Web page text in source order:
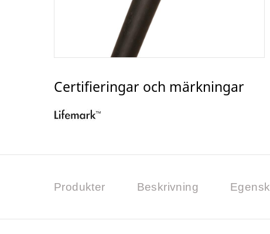
Certifieringar och märkningar
Produkter Beskrivning